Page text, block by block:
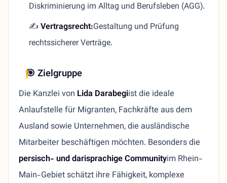
Diskriminierung im Alltag und Berufsleben (AGG).
✍️ Vertragsrecht:Gestaltung und Prüfung
rechtssicherer Verträge.
🎯 Zielgruppe
Die Kanzlei von Lida Darabegiist die ideale
Anlaufstelle für Migranten, Fachkräfte aus dem
Ausland sowie Unternehmen, die ausländische
Mitarbeiter beschäftigen möchten. Besonders die
persisch- und darisprachige Communityim Rhein-
Main-Gebiet schätzt ihre Fähigkeit, komplexe